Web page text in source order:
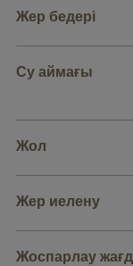
Жер бедері
Су аймағы
Жол
Жер иелену
Жоспарлау